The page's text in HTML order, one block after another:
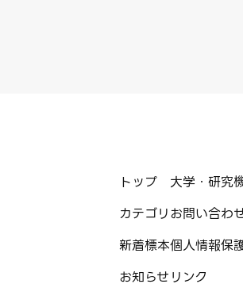
トップ
カテゴリ
新着標本
お知らせ
大学・研究
お問い合わ
個人情報保
リンク